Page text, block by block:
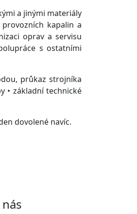
a jinými materiály
kapalin a
oprav a servisu
s ostatními
průkaz strojníka
• základní technické
dovolené navíc.